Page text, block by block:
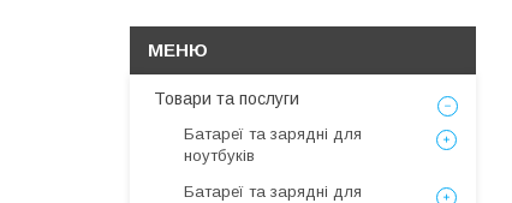
Товари та послуги
Батареї та зарядні для
ноутбуків
Батареї та зарядні для